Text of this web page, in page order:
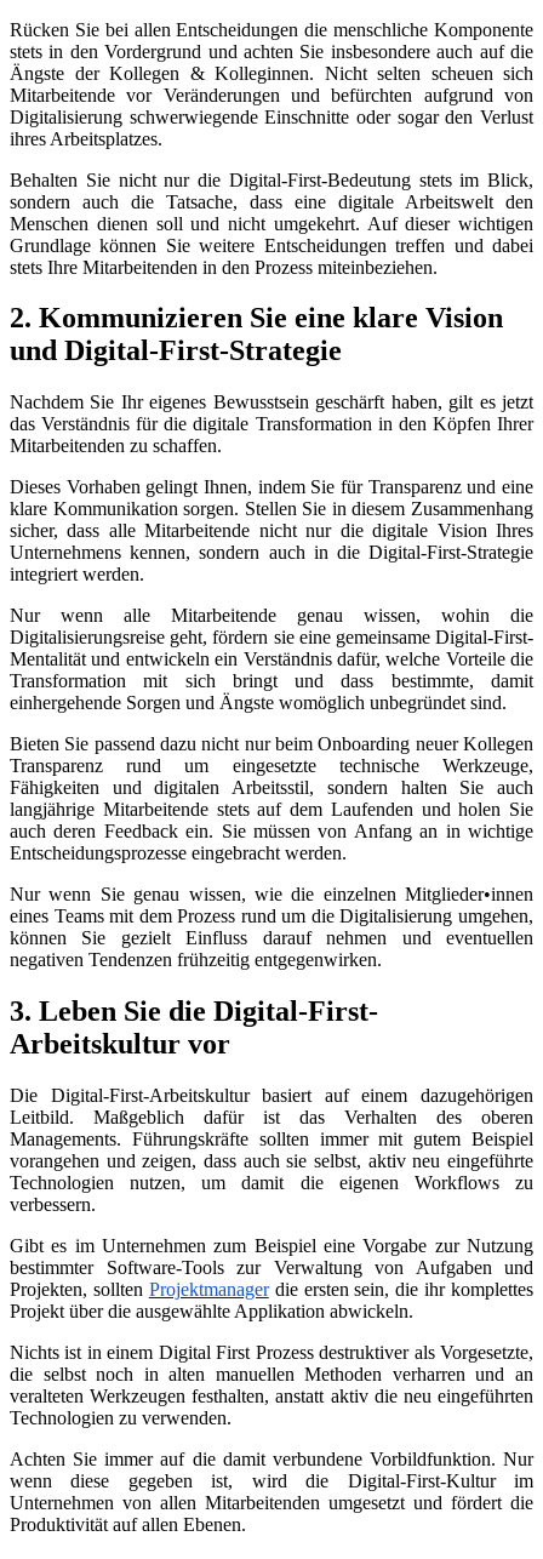
Rücken Sie bei allen Entscheidungen die menschliche Komponente
stets in den Vordergrund und achten Sie insbesondere auch auf die
Ängste der Kollegen & Kolleginnen. Nicht selten scheuen sich
Mitarbeitende vor Veränderungen und befürchten aufgrund von
Digitalisierung schwerwiegende Einschnitte oder sogar den Verlust
ihres Arbeitsplatzes.
Behalten Sie nicht nur die Digital-First-Bedeutung stets im Blick,
sondern auch die Tatsache, dass eine digitale Arbeitswelt den
Menschen dienen soll und nicht umgekehrt. Auf dieser wichtigen
Grundlage können Sie weitere Entscheidungen treffen und dabei
stets Ihre Mitarbeitenden in den Prozess miteinbeziehen.
2. Kommunizieren Sie eine klare Vision
und Digital-First-Strategie
Nachdem Sie Ihr eigenes Bewusstsein geschärft haben, gilt es jetzt
das Verständnis für die digitale Transformation in den Köpfen Ihrer
Mitarbeitenden zu schaffen.
Dieses Vorhaben gelingt Ihnen, indem Sie für Transparenz und eine
klare Kommunikation sorgen. Stellen Sie in diesem Zusammenhang
sicher, dass alle Mitarbeitende nicht nur die digitale Vision Ihres
Unternehmens kennen, sondern auch in die Digital-First-Strategie
integriert werden.
Nur wenn alle Mitarbeitende genau wissen, wohin die
Digitalisierungsreise geht, fördern sie eine gemeinsame Digital-First-
Mentalität und entwickeln ein Verständnis dafür, welche Vorteile die
Transformation mit sich bringt und dass bestimmte, damit
einhergehende Sorgen und Ängste womöglich unbegründet sind.
Bieten Sie passend dazu nicht nur beim Onboarding neuer Kollegen
Transparenz rund um eingesetzte technische Werkzeuge,
Fähigkeiten und digitalen Arbeitsstil, sondern halten Sie auch
langjährige Mitarbeitende stets auf dem Laufenden und holen Sie
auch deren Feedback ein. Sie müssen von Anfang an in wichtige
Entscheidungsprozesse eingebracht werden.
Nur wenn Sie genau wissen, wie die einzelnen Mitglieder•innen
eines Teams mit dem Prozess rund um die Digitalisierung umgehen,
können Sie gezielt Einfluss darauf nehmen und eventuellen
negativen Tendenzen frühzeitig entgegenwirken.
3. Leben Sie die Digital-First-
Arbeitskultur vor
Die Digital-First-Arbeitskultur basiert auf einem dazugehörigen
Leitbild. Maßgeblich dafür ist das Verhalten des oberen
Managements. Führungskräfte sollten immer mit gutem Beispiel
vorangehen und zeigen, dass auch sie selbst, aktiv neu eingeführte
Technologien nutzen, um damit die eigenen Workflows zu
verbessern.
Gibt es im Unternehmen zum Beispiel eine Vorgabe zur Nutzung
bestimmter Software-Tools zur Verwaltung von Aufgaben und
Projekten, sollten Projektmanagerdie ersten sein, die ihr komplettes
Projekt über die ausgewählte Applikation abwickeln.
Nichts ist in einem Digital First Prozess destruktiver als Vorgesetzte,
die selbst noch in alten manuellen Methoden verharren und an
veralteten Werkzeugen festhalten, anstatt aktiv die neu eingeführten
Technologien zu verwenden.
Achten Sie immer auf die damit verbundene Vorbildfunktion. Nur
wenn diese gegeben ist, wird die Digital-First-Kultur im
Unternehmen von allen Mitarbeitenden umgesetzt und fördert die
Produktivität auf allen Ebenen.